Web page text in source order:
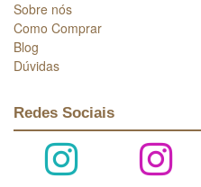
Sobre nós
Como Comprar
Blog
Dúvidas
Redes Sociais